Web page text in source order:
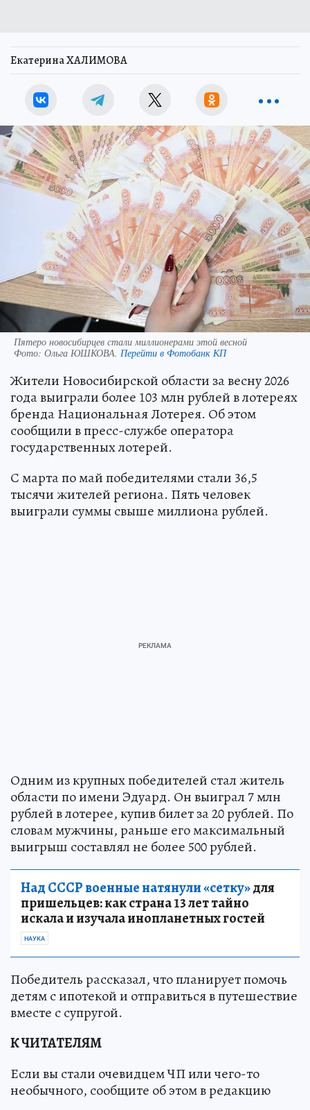
Екатерина ХАЛИМОВА
Пятеро новосибирцев стали миллионерами этой весной
Фото: Ольга ЮШКОВА. Перейти в Фотобанк КП
Жители Новосибирской области за весну 2026
года выиграли более 103 млн рублей в лотереях
бренда Национальная Лотерея. Об этом
сообщили в пресс-службе оператора
государственных лотерей.
С марта по май победителями стали 36,5
тысячи жителей региона. Пять человек
выиграли суммы свыше миллиона рублей.
Одним из крупных победителей стал житель
области по имени Эдуард. Он выиграл 7 млн
рублей в лотерее, купив билет за 20 рублей. По
словам мужчины, раньше его максимальный
выигрыш составлял не более 500 рублей.
Над СССР военные натянули «сетку»для
пришельцев: как страна 13 лет тайно
искала и изучала инопланетных гостей
НАУКА
Победитель рассказал, что планирует помочь
детям с ипотекой и отправиться в путешествие
вместе с супругой.
К ЧИТАТЕЛЯМ
Если вы стали очевидцем ЧП или чего-то
необычного, сообщите об этом в редакцию